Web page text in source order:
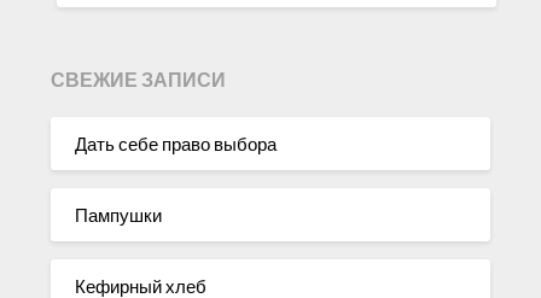
СВЕЖИЕ ЗАПИСИ
Дать себе право выбора
Пампушки
Кефирный хлеб